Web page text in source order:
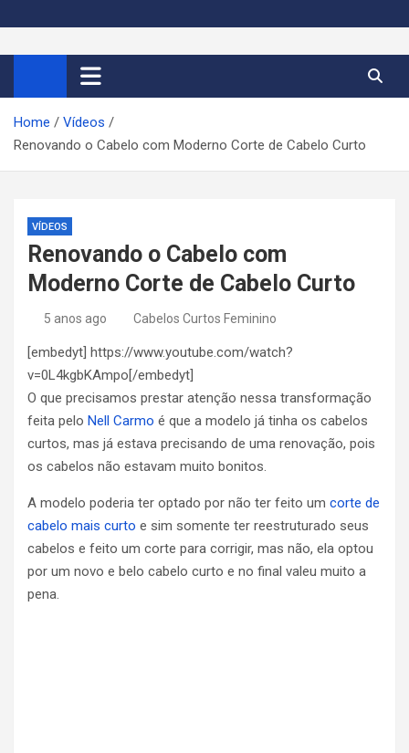
i
t
o
Cortes de Cabelo Curto
Feminino 2026
Moda e tendências dos cabelos curtos femininos 2026
Home
Vídeos
Renovando o Cabelo com Moderno Corte de Cabelo Curto
VÍDEOS
Renovando o Cabelo com
Moderno Corte de Cabelo Curto
5 anos ago Cabelos Curtos Feminino
[embedyt] https://www.youtube.com/watch?
v=0L4kgbKAmpo[/embedyt]
O que precisamos prestar atenção nessa transformação
feita pelo Nell Carmo é que a modelo já tinha os cabelos
curtos, mas já estava precisando de uma renovação, pois
os cabelos não estavam muito bonitos.
A modelo poderia ter optado por não ter feito um corte de
cabelo mais curto e sim somente ter reestruturado seus
cabelos e feito um corte para corrigir, mas não, ela optou
por um novo e belo cabelo curto e no final valeu muito a
pena.